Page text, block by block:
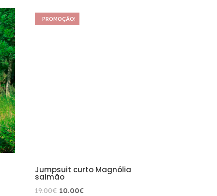
era:
19.00€.
PROMOÇÃO!
Jumpsuit curto Magnólia
salmão
19.00€ O
10.00€O